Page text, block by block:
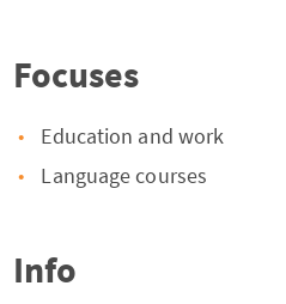
Focuses
Education and work
Language courses
Info